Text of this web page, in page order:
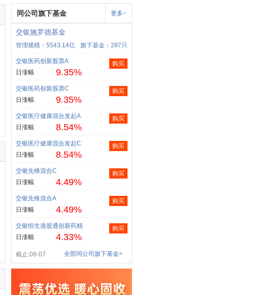
同公司旗下基金 更多>
交银施罗德基金
管理规模：5543.14亿 旗下基金：287只
交银医药创新股票A
日涨幅
9.35%
购买
交银医药创新股票C
日涨幅
9.35%
购买
交银医疗健康混合发起A
日涨幅
8.54%
购买
交银医疗健康混合发起C
日涨幅
8.54%
购买
交银先锋混合C
日涨幅
4.49%
购买
交银先锋混合A
日涨幅
4.49%
购买
交银恒生港股通创新药精
日涨幅
4.33%
购买
截止:08-07 全部同公司旗下基金>